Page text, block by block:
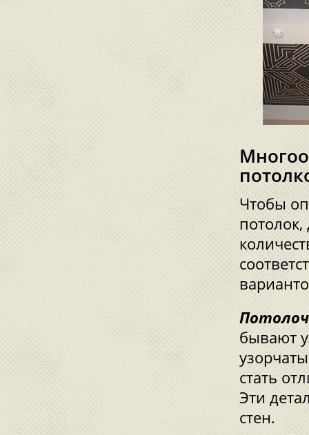
Чтобы
бывают
стать
Эти
стен.